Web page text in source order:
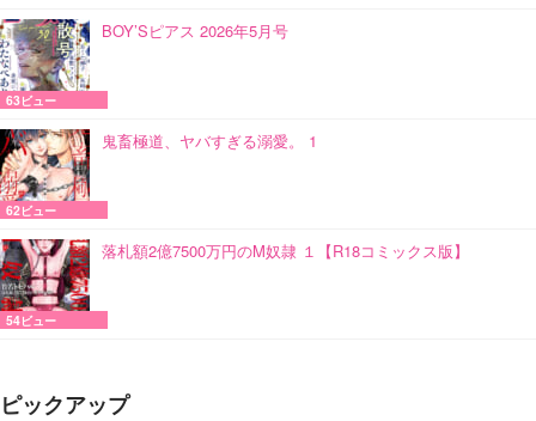
BOY’Sピアス 2026年5月号
63ビュー
鬼畜極道、ヤバすぎる溺愛。 1
62ビュー
落札額2億7500万円のM奴隷 １【R18コミックス版】
54ビュー
ピックアップ